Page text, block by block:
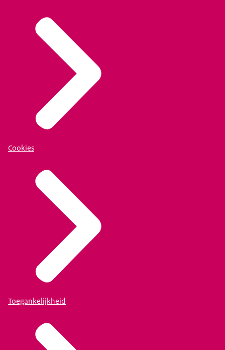
Cookies
Toegankelijkheid